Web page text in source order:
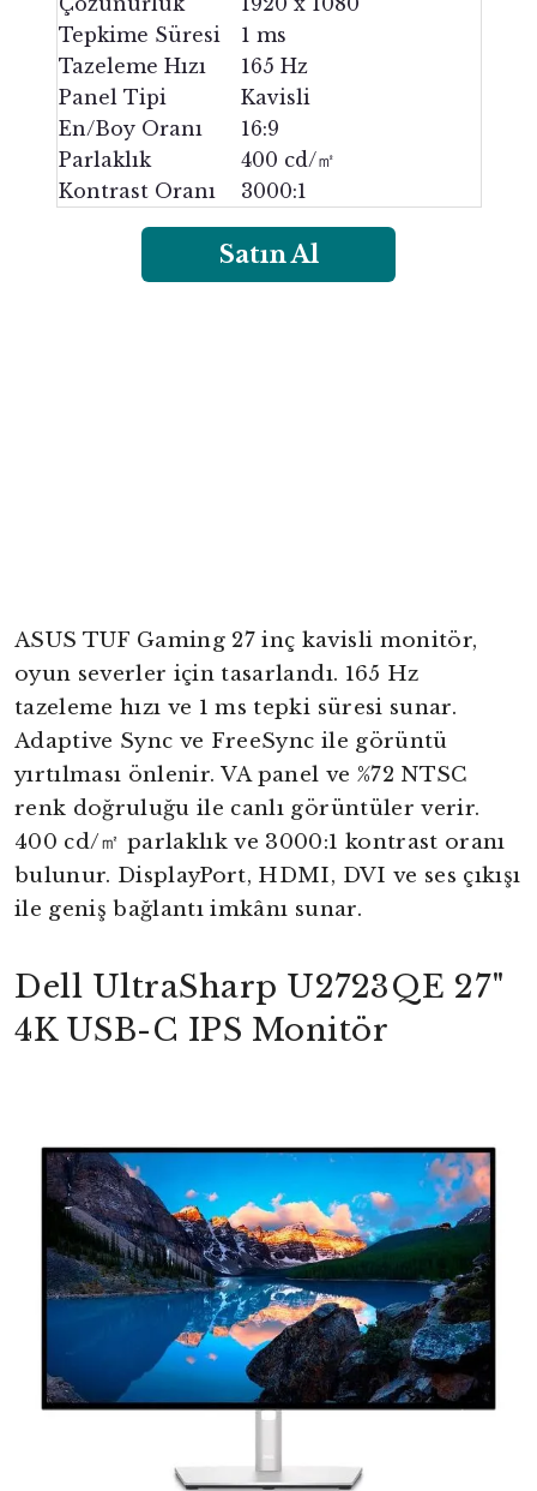
Tepkime Süresi
1 ms
Tazeleme Hızı
165 Hz
Panel Tipi
Kavisli
En/Boy Oranı
16:9
Parlaklık
400 cd/㎡
Kontrast Oranı
3000:1
Satın Al
ASUS TUF Gaming 27 inç kavisli monitör,
oyun severler için tasarlandı. 165 Hz
tazeleme hızı ve 1 ms tepki süresi sunar.
Adaptive Sync ve FreeSync ile görüntü
yırtılması önlenir. VA panel ve %72 NTSC
renk doğruluğu ile canlı görüntüler verir.
400 cd/㎡ parlaklık ve 3000:1 kontrast oranı
bulunur. DisplayPort, HDMI, DVI ve ses çıkışı
ile geniş bağlantı imkânı sunar.
Dell UltraSharp U2723QE 27"
4K USB-C IPS Monitör